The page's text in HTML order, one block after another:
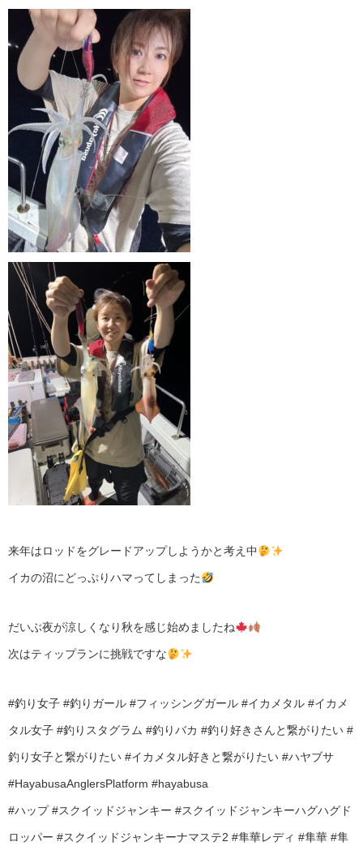
来年はロッドをグレードアップしようかと考え中
イカの沼にどっぷりハマってしまった
だいぶ夜が涼しくなり秋を感じ始めましたね
次はティップランに挑戦ですな
#釣り女子 #釣りガール #フィッシングガール #イカメタル #イカメ
タル女子 #釣りスタグラム #釣りバカ #釣り好きさんと繋がりたい #
釣り女子と繋がりたい #イカメタル好きと繋がりたい #ハヤブサ
#HayabusaAnglersPlatform #hayabusa
#ハップ #スクイッドジャンキー #スクイッドジャンキーハグハグド
ロッパー #スクイッドジャンキーナマステ2 #隼華レディ #隼華 #隼